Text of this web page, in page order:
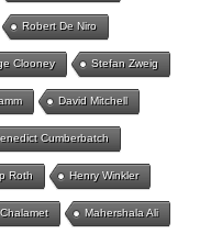
Robert De Niro
Clooney Stefan Zweig
David Mitchell
Cumberbatch
Roth Henry Winkler
Mahershala Ali